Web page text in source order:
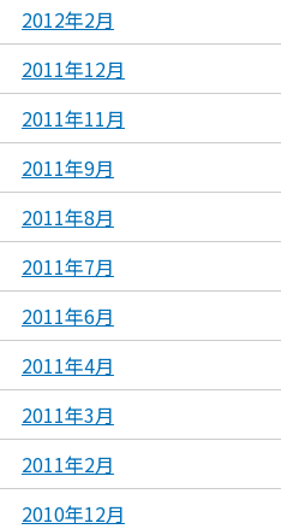
2012年2月
2011年12月
2011年11月
2011年9月
2011年8月
2011年7月
2011年6月
2011年4月
2011年3月
2011年2月
2010年12月